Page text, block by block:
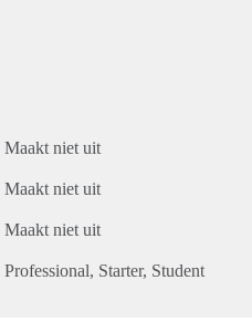
Maakt niet uit
Maakt niet uit
Maakt niet uit
Professional Starter Student